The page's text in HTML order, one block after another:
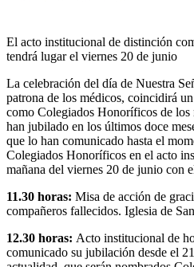
El acto institucional de distinción
tendrá lugar el viernes 20 de junio
La celebración del día de Nuestra
patrona de los médicos, coincidirá
como Colegiados Honoríficos de los
han jubilado en los últimos doce
que lo han comunicado hasta el
Colegiados Honoríficos en el acto
mañana del viernes 20 de junio con
11.30 horas: Misa de acción de
compañeros fallecidos. Iglesia de
12.30 horas: Acto institucional de
comunicado su jubilación desde el